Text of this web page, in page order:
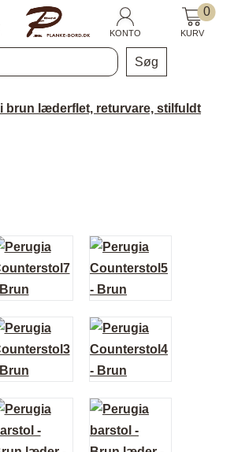
KONTO
0
KURV